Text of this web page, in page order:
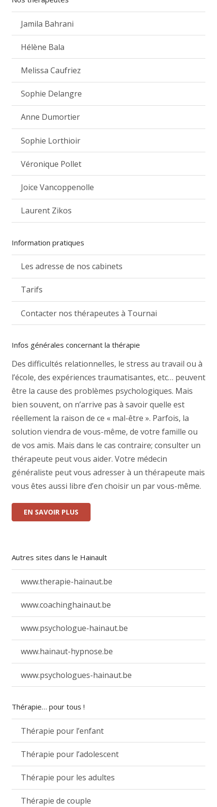
Jamila Bahrani
Hélène Bala
Melissa Caufriez
Sophie Delangre
Anne Dumortier
Sophie Lorthioir
Véronique Pollet
Joice Vancoppenolle
Laurent Zikos
Information pratiques
Les adresse de nos cabinets
Tarifs
Contacter nos thérapeutes à Tournai
Infos générales concernant la thérapie
Des difficultés relationnelles, le stress au travail ou à
l’école, des expériences traumatisantes, etc… peuvent
être la cause des problèmes psychologiques. Mais
bien souvent, on n’arrive pas à savoir quelle est
réellement la raison de ce « mal-être ». Parfois, la
solution viendra de vous-même, de votre famille ou
de vos amis. Mais dans le cas contraire; consulter un
thérapeute peut vous aider. Votre médecin
généraliste peut vous adresser à un thérapeute mais
vous êtes aussi libre d’en choisir un par vous-même.
EN SAVOIR PLUS
Autres sites dans le Hainault
www.therapie-hainaut.be
www.coachinghainaut.be
www.psychologue-hainaut.be
www.hainaut-hypnose.be
www.psychologues-hainaut.be
Thérapie… pour tous !
Thérapie pour l’enfant
Thérapie pour l’adolescent
Thérapie pour les adultes
Thérapie de couple